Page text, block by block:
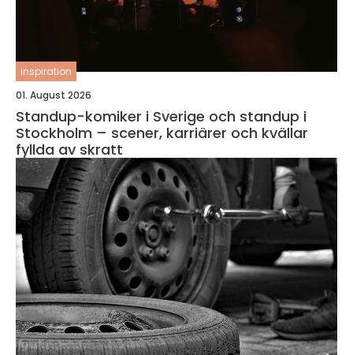
inspiration
01. August 2026
Standup-komiker i Sverige och standup i
Stockholm – scener, karriärer och kvällar
fyllda av skratt